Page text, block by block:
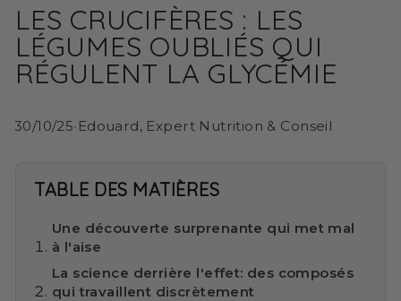
LES CRUCIFÈRES : LES
LÉGUMES OUBLIÉS QUI
RÉGULENT LA GLYCÉMIE
30/10/25• Edouard, Expert Nutrition & Conseil
TABLE DES MATIÈRES
Une découverte surprenante qui met mal
à l'aise
La science derrière l'effet: des composés
qui travaillent discrètement